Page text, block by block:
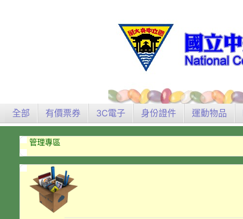
全部 有價票券 3C電子 身份證件 運動物品
管理專區